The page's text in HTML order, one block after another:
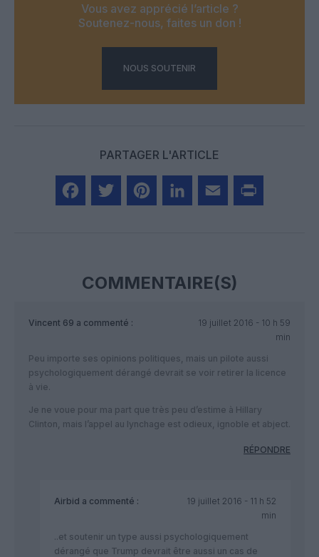
Vous avez apprécié l’article ?
Soutenez-nous, faites un don !
NOUS SOUTENIR
PARTAGER L'ARTICLE
COMMENTAIRE(S)
Vincent 69 a commenté :
19 juillet 2016 - 10 h 59
min
Peu importe ses opinions politiques, mais un pilote aussi
psychologiquement dérangé devrait se voir retirer la licence
à vie.
Je ne voue pour ma part que très peu d’estime à Hillary
Clinton, mais l’appel au lynchage est odieux, ignoble et abject.
RÉPONDRE
Airbid a commenté :
19 juillet 2016 - 11 h 52
min
..et soutenir un type aussi psychologiquement
dérangé que Trump devrait être aussi un cas de